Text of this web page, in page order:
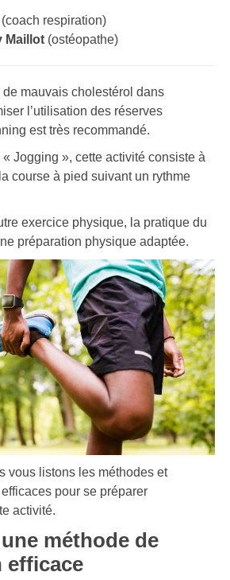
(coach respiration)
Maillot (ostéopathe)
mauvais cholestérol dans
l’utilisation des réserves
est très recommandé.
Jogging », cette activité consiste à
course à pied suivant un rythme
exercice physique, la pratique du
préparation physique adaptée.
vous listons les méthodes et
pour se préparer
activité.
méthode de
efficace